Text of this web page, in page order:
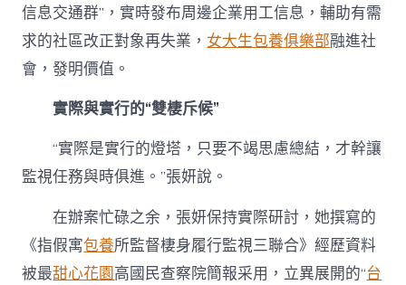
信息交通群”，實時發布周邊企業用工信息，輔助有需
求的社區改正對象再失業， 女大生包養俱樂部融進社
會，發明價值。
實際與實行的“雙棲斥候”
“實際是實行的燈塔，只要不竭思慮總結，才幹讓
監視任務與時俱進。”張妍說。
在辦案忙碌之余，張妍保持實際研討，她撰寫的
《指假寓包養所監督棲身履行監視三聯合》經歷資料
被最甜心花園高國民查察院簡報采用，立異展開的“台